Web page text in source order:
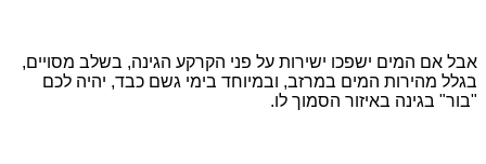
אבל אם המים ישפכו ישירות על פני הקרקע הגינה, בשלב מסויים,
בגלל מהירות המים במרזב, ובמיוחד בימי גשם כבד, יהיה לכם
"בור" בגינה באיזור הסמוך לו.